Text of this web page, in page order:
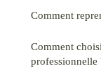
Comment
Comment
professionnelle